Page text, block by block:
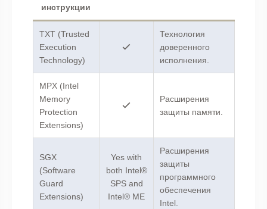
инструкции
TXT (Trusted
Execution
Technology)
Технология
доверенного
исполнения.
MPX (Intel
Memory
Protection
Extensions)
Расширения
защиты памяти.
SGX
(Software
Guard
Extensions)
Yes with
both Intel®
SPS and
Intel® ME
Расширения
защиты
программного
обеспечения
Intel.